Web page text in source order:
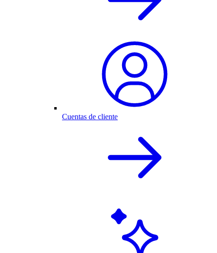
Cuentas de cliente